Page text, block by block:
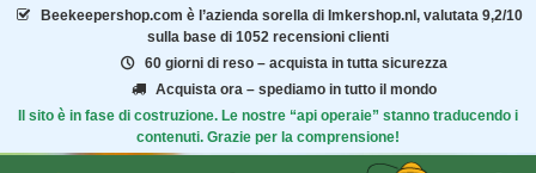
Beekeepershop.com è l’azienda sorella di Imkershop.nl, valutata 9,2/10
sulla base di 1052 recensioni clienti
60 giorni di reso – acquista in tutta sicurezza
Acquista ora – spediamo in tutto il mondo
Il sito è in fase di costruzione. Le nostre “api operaie” stanno traducendo i
contenuti. Grazie per la comprensione!